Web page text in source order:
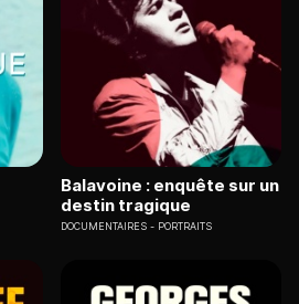
Balavoine : enquête sur un
destin tragique
DOCUMENTAIRES PORTRAITS